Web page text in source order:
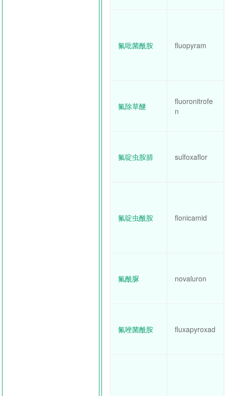
氟吡菌酰胺 fluopyram
氟除草醚
fluoronitrofe
n
氟啶虫胺腈 sulfoxaflor
氟啶虫酰胺 flonicamid
氟酰脲 novaluron
氟唑菌酰胺 fluxapyroxad